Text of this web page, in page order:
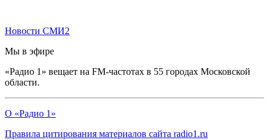
Новости СМИ2
Мы в эфире
«Радио 1» вещает на FM-частотах в 55 городах Московской
области.
О «Радио 1»
Правила цитирования материалов сайта radio1.ru